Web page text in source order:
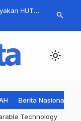
HUT
Mahasiswa
Mapolresta
Online.
search
light_mode
Berita
Technology